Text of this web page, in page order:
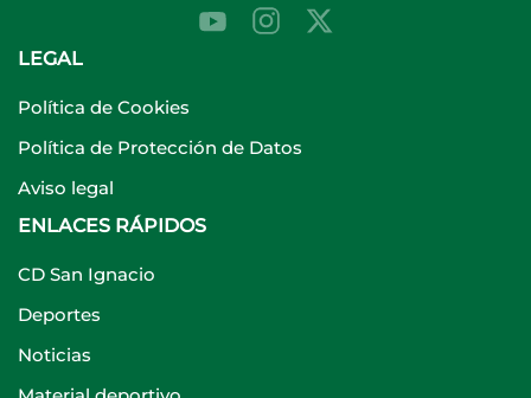
LEGAL
Política de Cookies
Política de Protección de Datos
Aviso legal
ENLACES RÁPIDOS
CD San Ignacio
Deportes
Noticias